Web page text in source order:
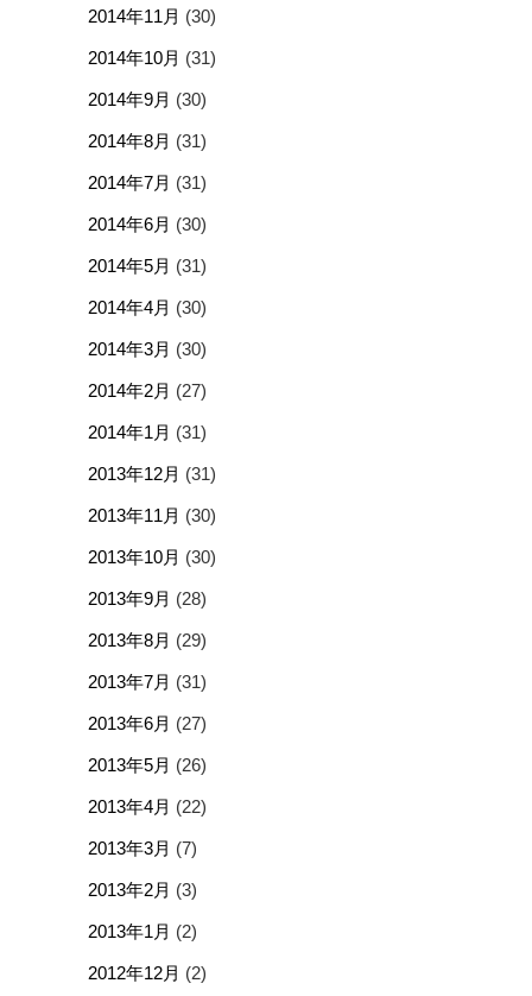
2014年11月 (30)
2014年10月 (31)
2014年9月 (30)
2014年8月 (31)
2014年7月 (31)
2014年6月 (30)
2014年5月 (31)
2014年4月 (30)
2014年3月 (30)
2014年2月 (27)
2014年1月 (31)
2013年12月 (31)
2013年11月 (30)
2013年10月 (30)
2013年9月 (28)
2013年8月 (29)
2013年7月 (31)
2013年6月 (27)
2013年5月 (26)
2013年4月 (22)
2013年3月 (7)
2013年2月 (3)
2013年1月 (2)
2012年12月 (2)